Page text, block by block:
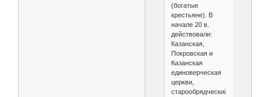
(богатые
крестьяне). В
начале 20 в.
действовали:
Казанская,
Покровская и
Казанская
единоверческая
церкви,
старообрядческий